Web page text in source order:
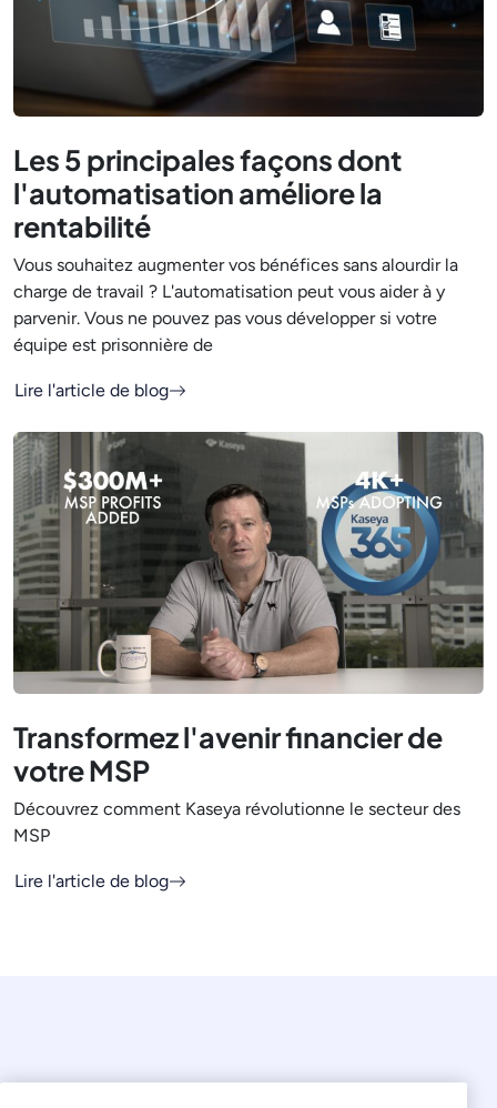
Les 5 principales façons dont
l'automatisation améliore la
rentabilité
Vous souhaitez augmenter vos bénéfices sans alourdir la
charge de travail ? L'automatisation peut vous aider à y
parvenir. Vous ne pouvez pas vous développer si votre
équipe est prisonnière de
Lire l'article de blog
Transformez l'avenir financier de
votre MSP
Découvrez comment Kaseya révolutionne le secteur des
MSP
Lire l'article de blog